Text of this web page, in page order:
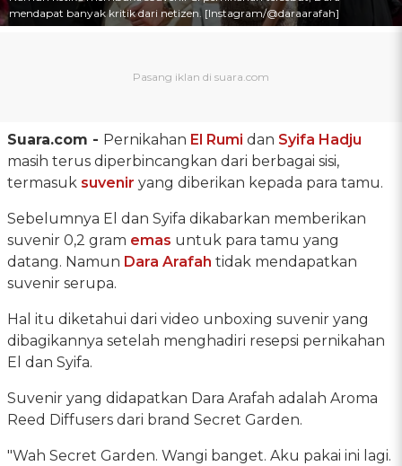
mendapat banyak kritik dari netizen. [Instagram/@daraarafah]
Suara.com - Pernikahan El Rumi dan Syifa Hadju
masih terus diperbincangkan dari berbagai sisi,
termasuk suvenir yang diberikan kepada para tamu.
Sebelumnya El dan Syifa dikabarkan memberikan
suvenir 0,2 gram emas untuk para tamu yang
datang. Namun Dara Arafah tidak mendapatkan
suvenir serupa.
Hal itu diketahui dari video unboxing suvenir yang
dibagikannya setelah menghadiri resepsi pernikahan
El dan Syifa.
Suvenir yang didapatkan Dara Arafah adalah Aroma
Reed Diffusers dari brand Secret Garden.
"Wah Secret Garden. Wangi banget. Aku pakai ini lagi.